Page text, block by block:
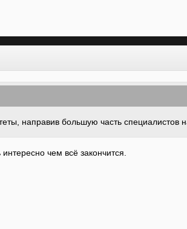
направив большую часть
чем всё закончится.